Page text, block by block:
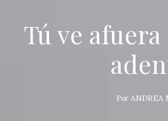
Tú ve
Por ANDREA